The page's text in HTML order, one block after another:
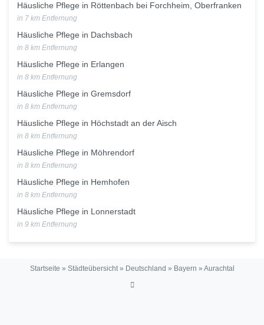
Häusliche Pflege in Röttenbach bei Forchheim, Oberfranken
in 7 km Entfernung
Häusliche Pflege in Dachsbach
in 8 km Entfernung
Häusliche Pflege in Erlangen
in 8 km Entfernung
Häusliche Pflege in Gremsdorf
in 8 km Entfernung
Häusliche Pflege in Höchstadt an der Aisch
in 8 km Entfernung
Häusliche Pflege in Möhrendorf
in 8 km Entfernung
Häusliche Pflege in Hemhofen
in 8 km Entfernung
Häusliche Pflege in Lonnerstadt
in 9 km Entfernung
Startseite » Städteübersicht» Deutschland » Bayern » Aurachtal